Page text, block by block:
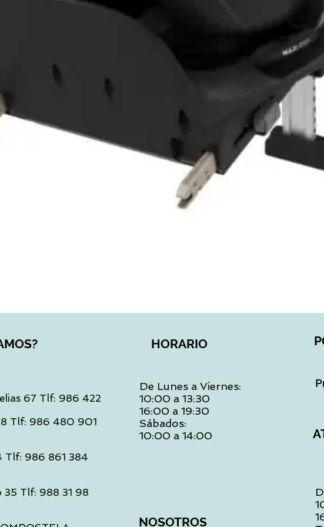
67 Tlf: 986 422
Tlf: 986 480 901
Tlf: 986 861 384
35 Tlf: 988 31 98
HORARIO
De Lunes a Viernes:
10:00 a 13:30
16:00 a 19:30
Sábados:
10:00 a 14:00
NOSOTROS